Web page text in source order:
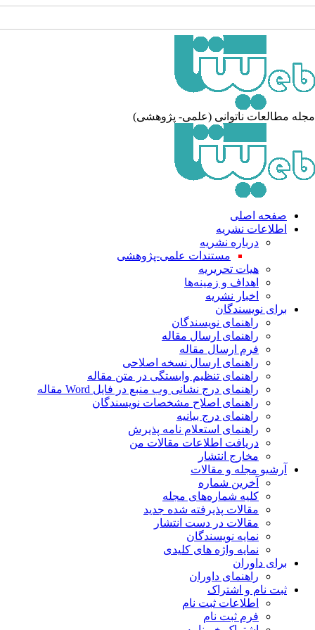
مطالعات ناتوانی (علمی- پژوهشی)
صفحه اصلی
اطلاعات نشریه
درباره نشریه
مستندات علمی-پژوهشی
هیات تحریریه
اهداف و زمینه‌ها
اخبار نشریه
برای نویسندگان
راهنمای نویسندگان
راهنمای ارسال مقاله
فرم ارسال مقاله
راهنمای ارسال نسخه اصلاحی
راهنمای تنظیم وابستگی در متن مقاله
راهنمای درج نشانی وب منبع در فایل Word مقاله
راهنمای اصلاح مشخصات نویسندگان
راهنمای درج بیانیه
راهنمای استعلام نامه پذیرش
دریافت اطلاعات مقالات من
مخارج انتشار
آرشیو مجله و مقالات
آخرین شماره
کلیه شماره‌های مجله
مقالات پذیرفته شده جدید
مقالات در دست انتشار
نمایه نویسندگان
نمایه واژه های کلیدی
برای داوران
راهنمای داوران
ثبت نام و اشتراک
اطلاعات ثبت نام
فرم ثبت نام